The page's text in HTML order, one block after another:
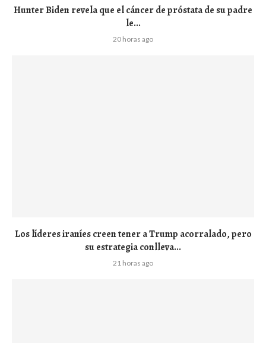
Hunter Biden revela que el cáncer de próstata de su padre
le...
20 horas ago
Los líderes iraníes creen tener a Trump acorralado, pero
su estrategia conlleva...
21 horas ago